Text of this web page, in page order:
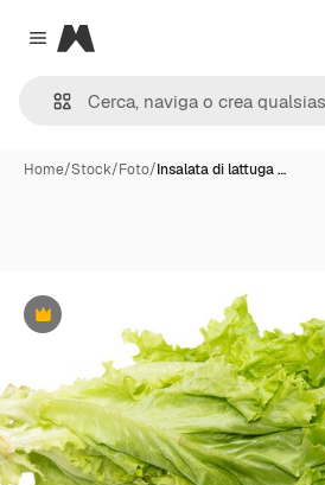
Close menu
Magnific
Home/Stock/Foto/Insalata di lattuga …
Premium